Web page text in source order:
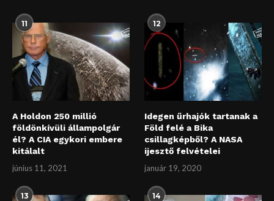
11
A Holdon 250 millió
földönkívüli állampolgár
él? A CIA egykori embere
kitálalt
június 11, 2021
12
Idegen űrhajók tartanak a
Föld felé a Bika
csillagképből? A NASA
ijesztő felvételei
január 19, 2020
13 14